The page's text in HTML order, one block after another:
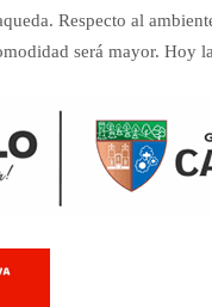
Respecto al
será mayor. Hoy